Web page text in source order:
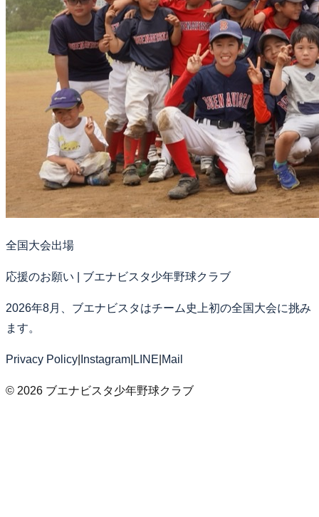
全国大会出場
応援のお願い | ブエナビスタ少年野球クラブ
2026年8月、ブエナビスタはチーム史上初の全国大会に挑み
ます。
Privacy Policy Instagram LINE Mail
© 2026 ブエナビスタ少年野球クラブ